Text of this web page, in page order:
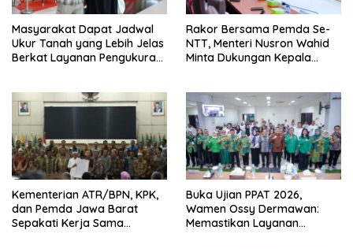
Masyarakat Dapat Jadwal
Ukur Tanah yang Lebih Jelas
Berkat Layanan Pengukuran
Rakor Bersama Pemda Se-
NTT, Menteri Nusron Wahid
Minta Dukungan Kepala
Pertanahan
Kementerian ATR/BPN, KPK,
dan Pemda Jawa Barat
Sepakati Kerja Sama
Buka Ujian PPAT 2026,
Wamen Ossy Dermawan:
Memastikan Layanan